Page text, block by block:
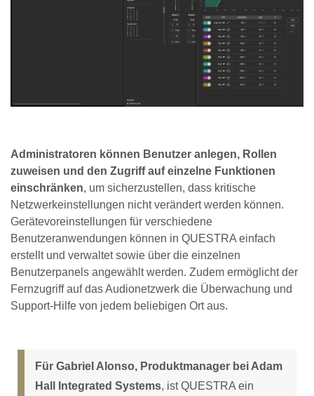
Administratoren können Benutzer anlegen, Rollen
zuweisen und den Zugriff auf einzelne Funktionen
einschränken, um sicherzustellen, dass kritische
Netzwerkeinstellungen nicht verändert werden können.
Gerätevoreinstellungen für verschiedene
Benutzeranwendungen können in QUESTRA einfach
erstellt und verwaltet sowie über die einzelnen
Benutzerpanels angewählt werden. Zudem ermöglicht der
Fernzugriff auf das Audionetzwerk die Überwachung und
Support-Hilfe von jedem beliebigen Ort aus.
Für Gabriel Alonso, Produktmanager bei Adam
Hall Integrated Systems, ist QUESTRA ein